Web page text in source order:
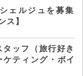
ェルジュを募集
ス】
ッフ（旅行好き
ティング・ボイ